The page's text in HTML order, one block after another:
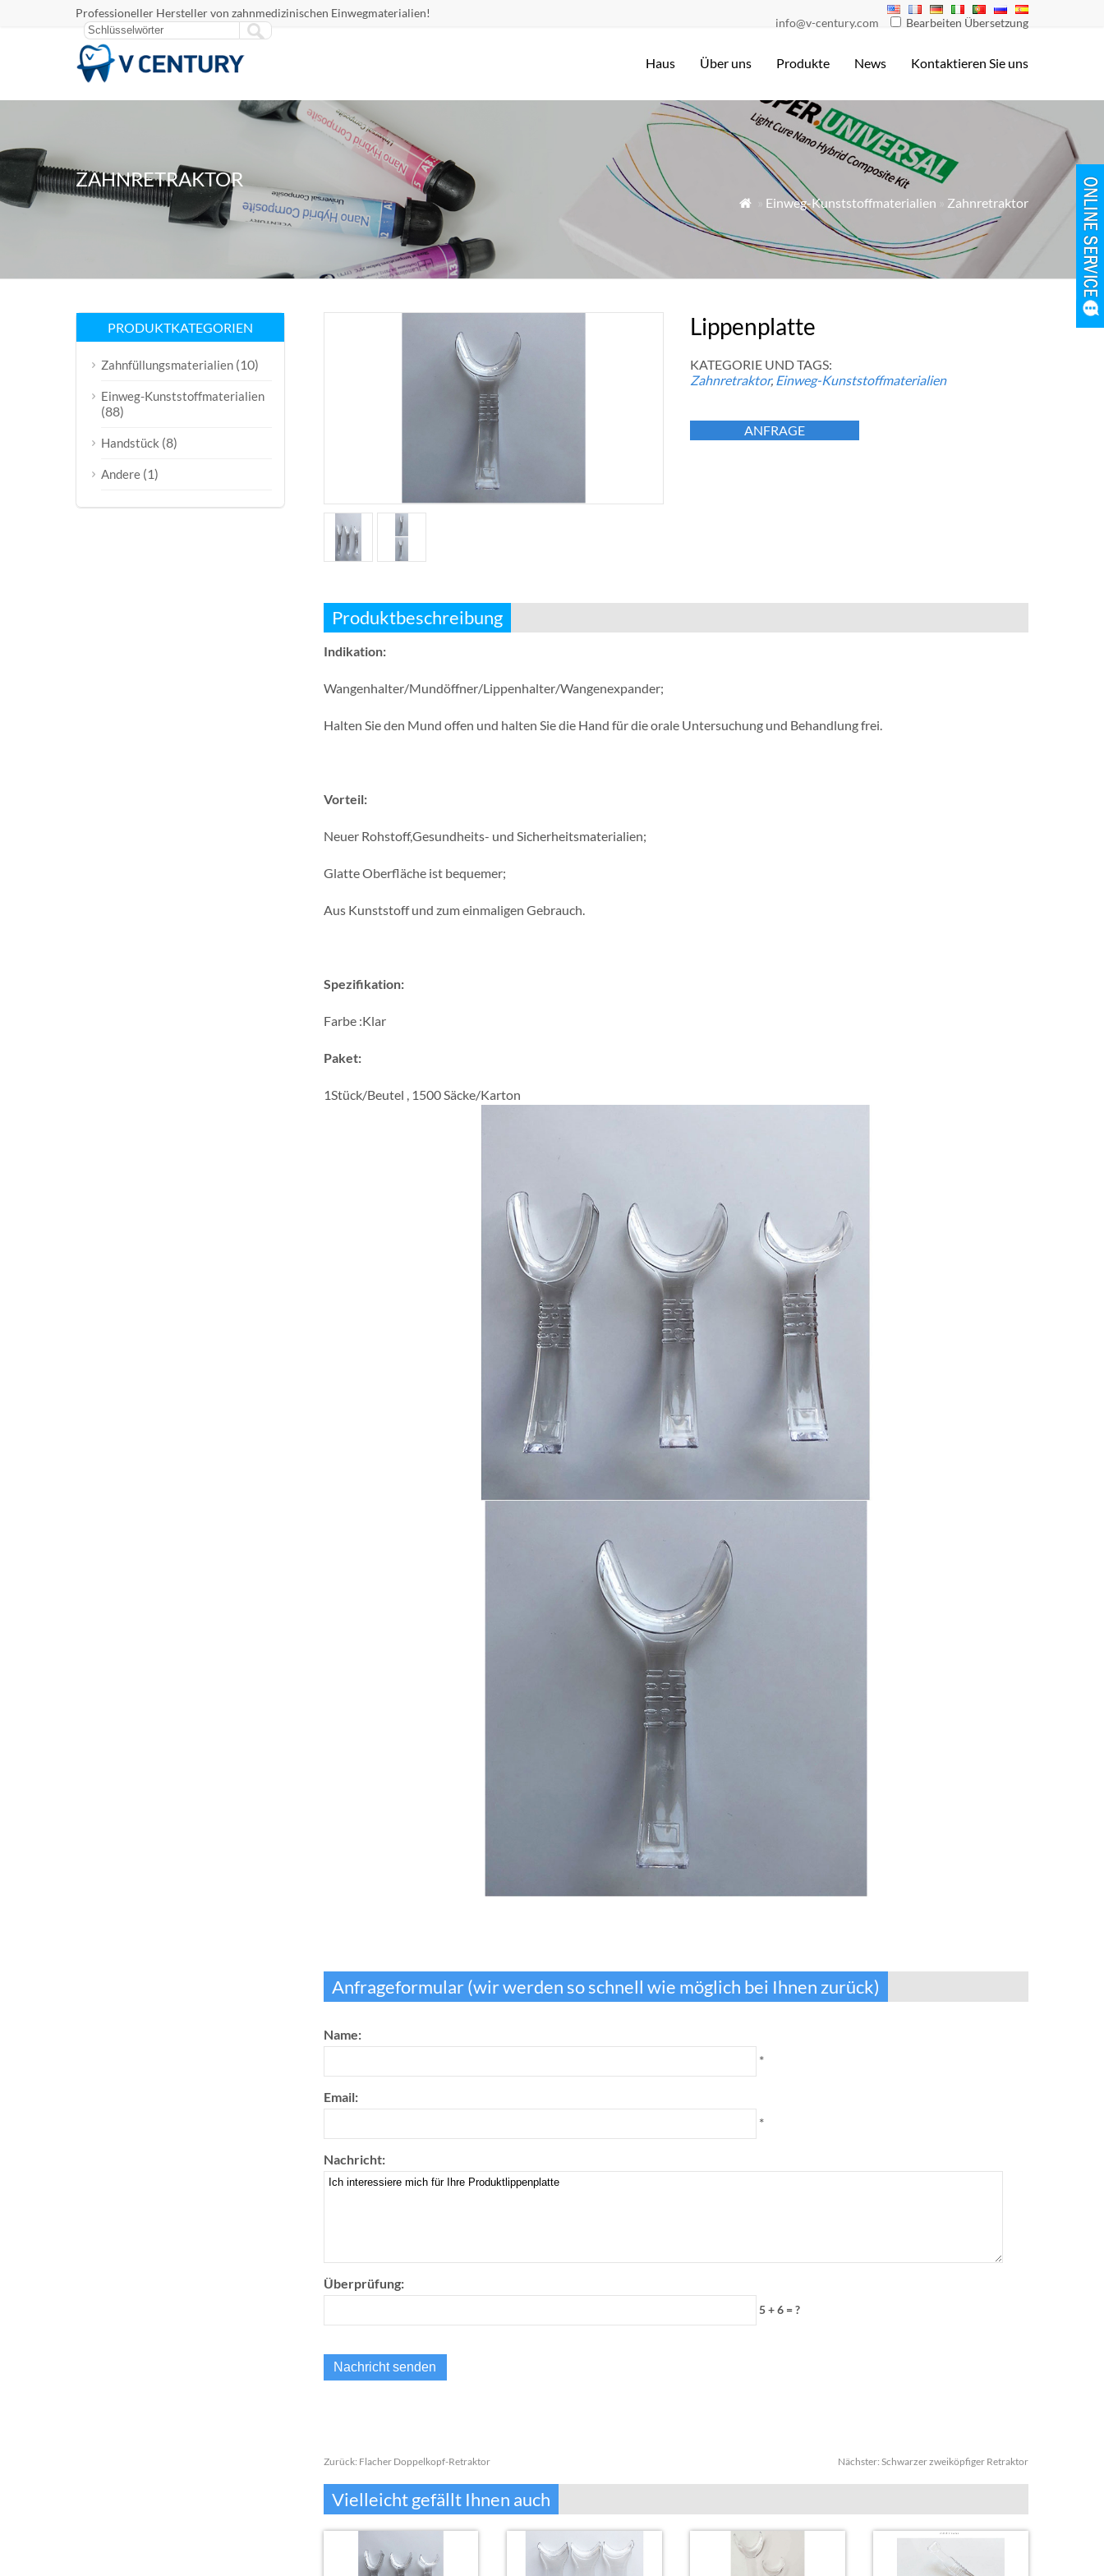
Professioneller Hersteller von zahnmedizinischen Einwegmaterialien!
info@v-century.com Bearbeiten Übersetzung
Haus Über uns Produkte News Kontaktieren Sie uns
ZAHNRETRAKTOR
 Einweg-Kunststoffmaterialien Zahnretraktor
Lippenplatte
KATEGORIE UND TAGS:
Zahnretraktor, Einweg-Kunststoffmaterialien
ANFRAGE
Produktbeschreibung
Indikation:
Wangenhalter/Mundöffner/Lippenhalter/Wangenexpander;
Halten Sie den Mund offen und halten Sie die Hand für die orale Untersuchung und Behandlung frei.
Vorteil:
Neuer Rohstoff,Gesundheits- und Sicherheitsmaterialien;
Glatte Oberfläche ist bequemer;
Aus Kunststoff und zum einmaligen Gebrauch.
Spezifikation:
Farbe :Klar
Paket:
1Stück/Beutel , 1500 Säcke/Karton
Anfrageformular (wir werden so schnell wie möglich bei Ihnen zurück)
Name:
*
Email:
*
Nachricht:
Überprüfung:
5 + 6 = ?
Zurück: Flacher Doppelkopf-Retraktor Nächster: Schwarzer zweiköpfiger Retraktor
Vielleicht gefällt Ihnen auch
PRODUKTKATEGORIEN
Zahnfüllungsmaterialien (10)
Einweg-Kunststoffmaterialien
(88)
Handstück (8)
Andere (1)